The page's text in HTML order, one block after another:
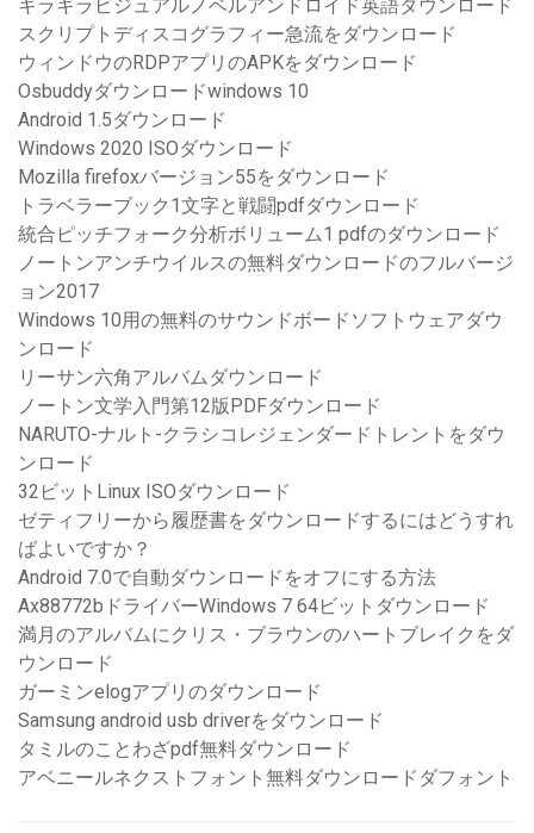
キラキラビジュアルノベルアンドロイド英語ダウンロード
スクリプトディスコグラフィー急流をダウンロード
ウィンドウのRDPアプリのAPKをダウンロード
Osbuddyダウンロードwindows 10
Android 1.5ダウンロード
Windows 2020 ISOダウンロード
Mozilla firefoxバージョン55をダウンロード
トラベラーブック1文字と戦闘pdfダウンロード
統合ピッチフォーク分析ボリューム1 pdfのダウンロード
ノートンアンチウイルスの無料ダウンロードのフルバージ
ョン2017
Windows 10用の無料のサウンドボードソフトウェアダウ
ンロード
リーサン六角アルバムダウンロード
ノートン文学入門第12版PDFダウンロード
NARUTO-ナルト-クラシコレジェンダードトレントをダウ
ンロード
32ビットLinux ISOダウンロード
ゼティフリーから履歴書をダウンロードするにはどうすれ
ばよいですか？
Android 7.0で自動ダウンロードをオフにする方法
Ax88772bドライバーWindows 7 64ビットダウンロード
満月のアルバムにクリス・ブラウンのハートブレイクをダ
ウンロード
ガーミンelogアプリのダウンロード
Samsung android usb driverをダウンロード
タミルのことわざpdf無料ダウンロード
アベニールネクストフォント無料ダウンロードダフォント